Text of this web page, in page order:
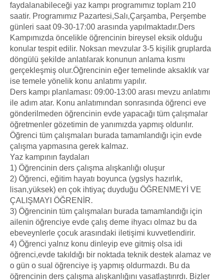
faydalanabileceği yaz kampı programımız toplam 210
saatir. Programımız Pazartesi,Salı,Çarşamba, Perşembe
günleri saat 09-30-17:00 arasında yapılmaktadır.Ders
Kampımızda öncelikle öğrencinin bireysel eksik olduğu
konular tespit edilir. Noksan mevzular 3-5 kişilik gruplarda
döngülü şekilde anlatılarak konunun anlama kısmı
gerçekleşmiş olur.Öğrencinin eğer temelinde aksaklık var
ise temele yönelik konu anlatımı yapılır.
Ders kampı planlaması: 09:00-13:00 arası mevzu anlatımı
ile adım atar. Konu anlatımından sonrasında öğrenci eve
gönderilmeden öğrencinin evde yapacağı tüm çalışmalar
öğretmenler gözetimin de yanımızda yapmış oldurılır.
Öğrenci tüm çalışmaları burada tamamlandığı için evde
çalışma yapmasına gerek kalmaz.
Yaz kampının faydaları
1) Öğrencinin ders çalışma alışkanlığı oluşur
2) Öğrenci, eğitim hayatı boyunca (ygslys hazırlık,
lisan,yüksek) en çok ihtiyaç duyduğu ÖĞRENMEYİ VE
ÇALIŞMAYI ÖĞRENİR.
3) Öğrencinin tüm çalışmaları burada tamamlandığı için
ailenin öğrenciye evde çalış deme ihyacı olmaz bu da
ebeveynlerle çocuk arasındaki iletişimi kuvvetlendirir.
4) Öğrenci yalnız konu dinleyip eve gitmiş olsa idi
öğrenci,evde takıldığı bir noktada teknik destek alamaz ve
o gün o sual öğrenciye iş yapmış oldurmazdı. Bu da
öğrencinin ders çalışma alışkanlığını vasatlaştırırdı. Bizler